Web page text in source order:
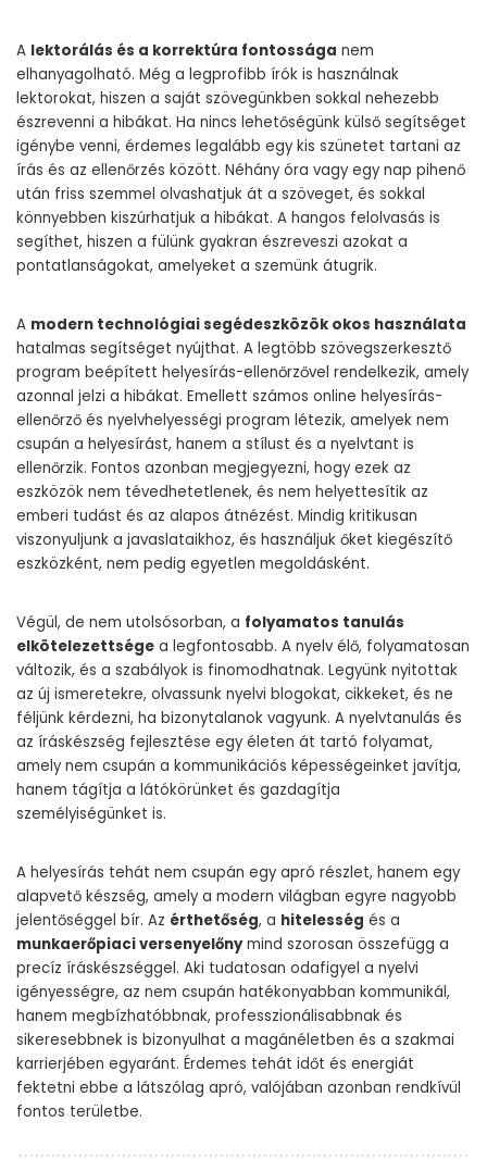
A lektorálás és a korrektúra fontossága nem
elhanyagolható. Még a legprofibb írók is használnak
lektorokat, hiszen a saját szövegünkben sokkal nehezebb
észrevenni a hibákat. Ha nincs lehetőségünk külső segítséget
igénybe venni, érdemes legalább egy kis szünetet tartani az
írás és az ellenőrzés között. Néhány óra vagy egy nap pihenő
után friss szemmel olvashatjuk át a szöveget, és sokkal
könnyebben kiszúrhatjuk a hibákat. A hangos felolvasás is
segíthet, hiszen a fülünk gyakran észreveszi azokat a
pontatlanságokat, amelyeket a szemünk átugrik.
A modern technológiai segédeszközök okos használata
hatalmas segítséget nyújthat. A legtöbb szövegszerkesztő
program beépített helyesírás-ellenőrzővel rendelkezik, amely
azonnal jelzi a hibákat. Emellett számos online helyesírás-
ellenőrző és nyelvhelyességi program létezik, amelyek nem
csupán a helyesírást, hanem a stílust és a nyelvtant is
ellenőrzik. Fontos azonban megjegyezni, hogy ezek az
eszközök nem tévedhetetlenek, és nem helyettesítik az
emberi tudást és az alapos átnézést. Mindig kritikusan
viszonyuljunk a javaslataikhoz, és használjuk őket kiegészítő
eszközként, nem pedig egyetlen megoldásként.
Végül, de nem utolsósorban, a folyamatos tanulás
elkötelezettsége a legfontosabb. A nyelv élő, folyamatosan
változik, és a szabályok is finomodhatnak. Legyünk nyitottak
az új ismeretekre, olvassunk nyelvi blogokat, cikkeket, és ne
féljünk kérdezni, ha bizonytalanok vagyunk. A nyelvtanulás és
az íráskészség fejlesztése egy életen át tartó folyamat,
amely nem csupán a kommunikációs képességeinket javítja,
hanem tágítja a látókörünket és gazdagítja
személyiségünket is.
A helyesírás tehát nem csupán egy apró részlet, hanem egy
alapvető készség, amely a modern világban egyre nagyobb
jelentőséggel bír. Az érthetőség, a hitelesség és a
munkaerőpiaci versenyelőnymind szorosan összefügg a
precíz íráskészséggel. Aki tudatosan odafigyel a nyelvi
igényességre, az nem csupán hatékonyabban kommunikál,
hanem megbízhatóbbnak, professzionálisabbnak és
sikeresebbnek is bizonyulhat a magánéletben és a szakmai
karrierjében egyaránt. Érdemes tehát időt és energiát
fektetni ebbe a látszólag apró, valójában azonban rendkívül
fontos területbe.